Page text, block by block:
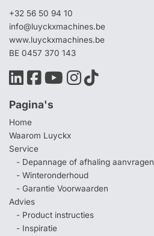
+32 56 50 94 10
info@luyckxmachines.be
www.luyckxmachines.be
BE 0457 370 143
Pagina's
Home
Waarom Luyckx
Service
- Depannage of afhaling aanvragen
- Winteronderhoud
- Garantie Voorwaarden
Advies
- Product instructies
- Inspiratie